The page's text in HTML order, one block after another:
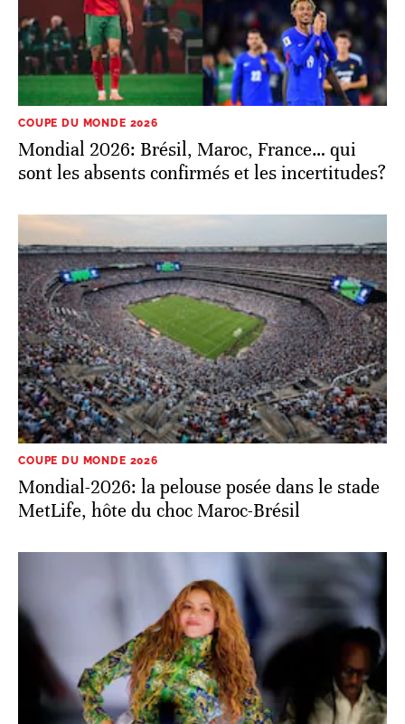
COUPE DU MONDE 2026
Mondial 2026: Brésil, Maroc, France… qui
sont les absents confirmés et les incertitudes?
COUPE DU MONDE 2026
Mondial-2026: la pelouse posée dans le stade
MetLife, hôte du choc Maroc-Brésil